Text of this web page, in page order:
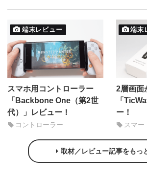
端末レビュー
スマホ用コントローラー
「Backbone One（第2世
代）」レビュー！
コントローラー
端末
2層画面
「
ー！
スマー
取材／レビュー記事をもっ